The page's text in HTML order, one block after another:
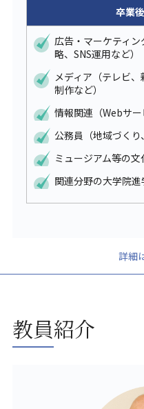
卒業
広告・マーケティ
略、SNS運用など）
メディア（テレビ
制作など）
情報関連（Webサー
公務員（地域づくり
ミュージアム等の文
関連分野の大学院進
詳細
教員紹介